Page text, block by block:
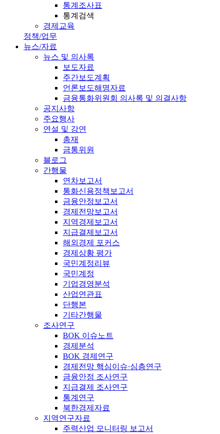
통계조사표
통계검색
경제교육
정책/업무
뉴스/자료
뉴스 및 의사록
보도자료
주간보도계획
언론보도해명자료
금융통화위원회 의사록 및 의결사항
공지사항
주요행사
연설 및 강연
총재
금통위원
블로그
간행물
연차보고서
통화신용정책보고서
금융안정보고서
경제전망보고서
지역경제보고서
지급결제보고서
해외경제 포커스
경제상황 평가
국민계정리뷰
국민계정
기업경영분석
산업연관표
단행본
기타간행물
조사연구
BOK 이슈노트
경제분석
BOK 경제연구
경제전망 핵심이슈·심층연구
금융안정 조사연구
지급결제 조사연구
통계연구
북한경제자료
지역연구자료
주력산업 모니터링 보고서